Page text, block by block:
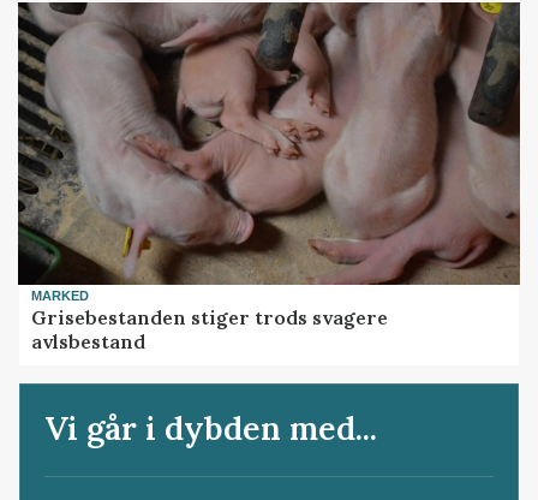
MARKED
Grisebestanden stiger trods svagere
avlsbestand
Vi går i dybden med...